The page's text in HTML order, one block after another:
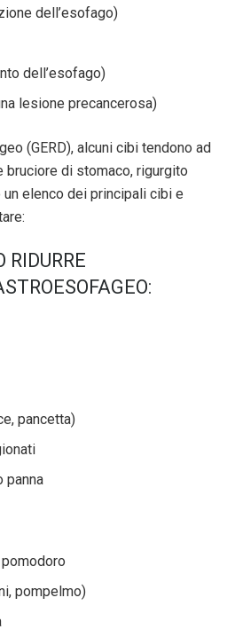
dell’esofago)
dell’esofago)
lesione precancerosa)
(GERD), alcuni cibi tendono ad
bruciore di stomaco, rigurgito
elenco dei principali cibi e
:
RIDURRE
:
pancetta)
panna
pompelmo)